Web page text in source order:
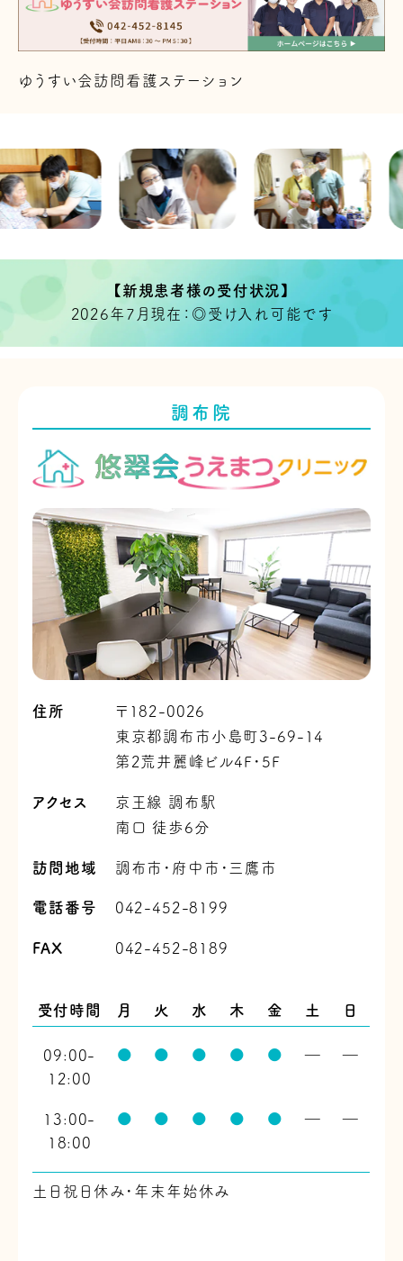
ゆうすい会訪問看護ステーション
【新規患者様の受付状況】
2026年7月現在：◎受け入れ可能です
調布院
住所
〒182-0026
東京都調布市小島町3-69-14
第2荒井麗峰ビル4F・5F
アクセス
京王線 調布駅
南口 徒歩6分
訪問地域 調布市・府中市・三鷹市
電話番号 042-452-8199
FAX 042-452-8189
受付時間 月 火 水 木 金 土 日
09:00-
12:00
● ● ● ● ● ― ―
13:00-
18:00
● ● ● ● ● ― ―
土日祝日休み・年末年始休み